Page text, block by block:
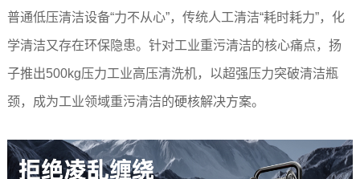
普通低压清洁设备“力不从心”，传统人工清洁“耗时耗力”，化
学清洁又存在环保隐患。针对工业重污清洁的核心痛点，扬
子推出500kg压力工业高压清洗机，以超强压力突破清洁瓶
颈，成为工业领域重污清洁的硬核解决方案。